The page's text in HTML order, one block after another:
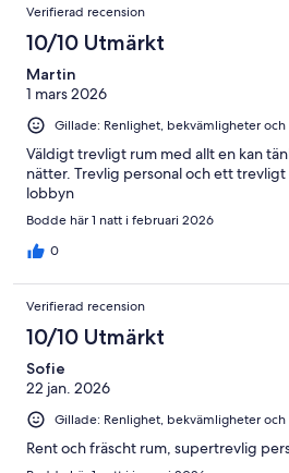
Verifierad recension
10/10 Utmärkt
Martin
1 mars 2026
Gillade: Renlighet, bekvämligheter
Väldigt trevligt rum med allt en kan
nätter. Trevlig personal och ett
lobbyn
Bodde här 1 natt i februari 2026
0
Verifierad recension
10/10 Utmärkt
Sofie
22 jan. 2026
Gillade: Renlighet, bekvämligheter
Rent och fräscht rum, supertrevlig